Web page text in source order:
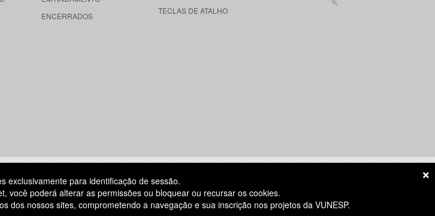
ENCERRADOS
TECLAS DE ATALHO
AO CANDIDATO
11 3874-6300
DIAS ÚTEISdas 8h às 18h
exclusivamente para identificação de sessão.
você poderá alterar as permissões ou bloquear ou recursar os cookies.
dos nossos sites, comprometendo a navegação e sua inscrição nos projetos da VUNESP.